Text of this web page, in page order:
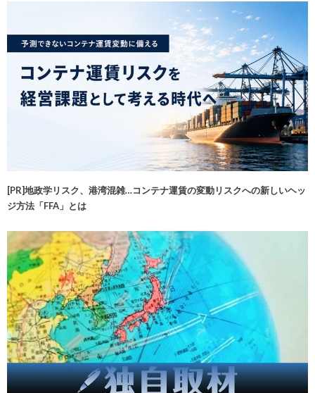
[PR]地政学リスク、港湾混雑…コンテナ運賃の変動リスクへの新しいヘッ
ジ方法「FFA」とは